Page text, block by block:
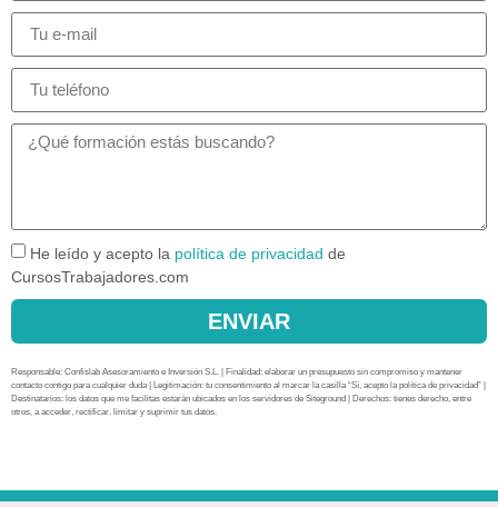
He leído y acepto la política de privacidad de
CursosTrabajadores.com
ENVIAR
Responsable: Confislab Asesoramiento e Inversión S.L. | Finalidad: elaborar un presupuesto sin compromiso y mantener
contacto contigo para cualquier duda | Legitimación: tu consentimiento al marcar la casilla “Sí, acepto la política de privacidad” |
Destinatarios: los datos que me facilitas estarán ubicados en los servidores de Siteground | Derechos: tienes derecho, entre
otros, a acceder, rectificar, limitar y suprimir tus datos.